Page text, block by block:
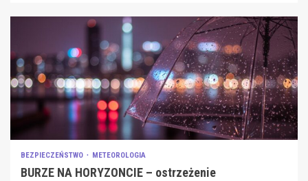
BEZPIECZEŃSTWO METEOROLOGIA
BURZE NA HORYZONCIE – ostrzeżenie